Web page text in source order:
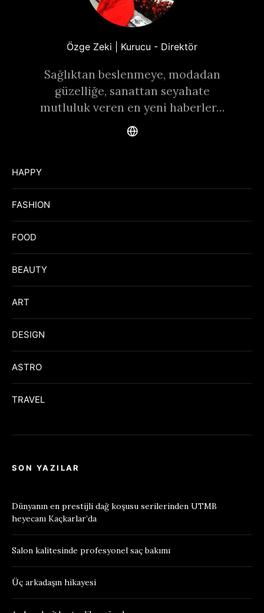
Özge Zeki | Kurucu - Direktör
Sağlıktan beslenmeye, modadan
güzelliğe, sanattan seyahate
mutluluk veren en yeni haberler…
HAPPY
FASHION
FOOD
BEAUTY
ART
DESIGN
ASTRO
TRAVEL
SON YAZILAR
Dünyanın en prestijli dağ koşusu serilerinden UTMB
heyecanı Kaçkarlar’da
Salon kalitesinde profesyonel saç bakımı
Üç arkadaşın hikayesi